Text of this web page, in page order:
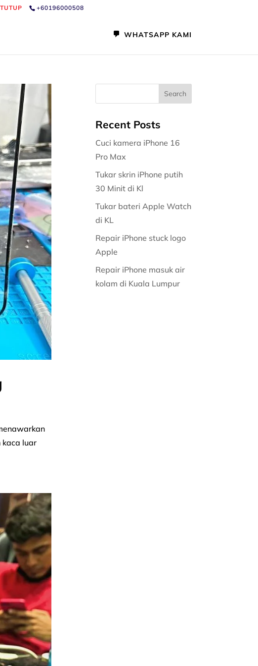
+60196000508
WHATSAPP KAMI
kaca luar
Recent Posts
Cuci kamera iPhone 16
Pro Max
Tukar skrin iPhone putih
30 Minit di Kl
Tukar bateri Apple Watch
di KL
Repair iPhone stuck logo
Apple
Repair iPhone masuk air
kolam di Kuala Lumpur